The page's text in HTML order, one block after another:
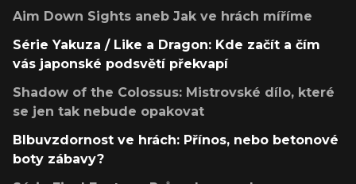
Aim Down Sights aneb Jak ve hrách míříme
Série Yakuza / Like a Dragon: Kde začít a čím
vás japonské podsvětí překvapí
Shadow of the Colossus: Mistrovské dílo, které
se jen tak nebude opakovat
Blbuvzdornost ve hrách: Přínos, nebo betonové
boty zábavy?